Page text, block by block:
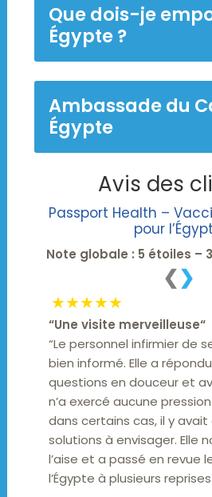
Que dois-je
Égypte ?
Ambassade du
Égypte
Avis des
Passport Health –
pour
Note globale : 5 étoiles –
❮❯
★★★★★
“Une visite merveilleuse“
“Le personnel infirmier de
bien informé. Elle a
questions en douceur et
n’a exercé aucune
dans certains cas, il y avait
solutions à envisager. Elle
l’aise et a passé en revue
l’Égypte à plusieurs